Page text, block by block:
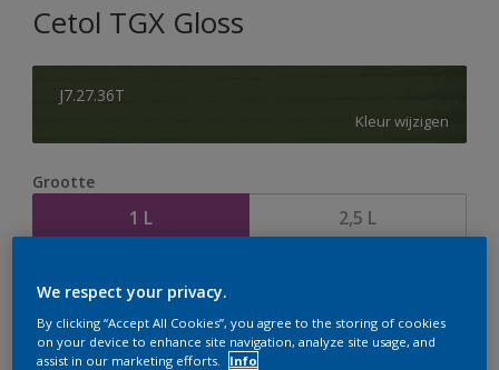
Cetol TGX Gloss
J7.27.36T
Kleur wijzigen
Grootte
1 L 2,5 L
We respect your privacy.
By clicking “Accept All Cookies”, you agree to the storing of cookies
on your device to enhance site navigation, analyze site usage, and
assist in our marketing efforts.
Info